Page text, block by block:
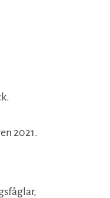
2021.